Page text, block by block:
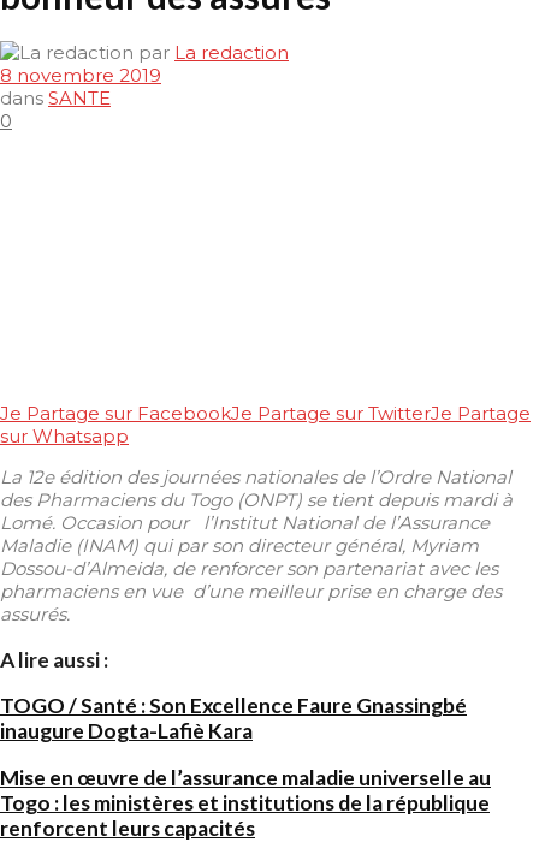
par La redaction
8 novembre 2019
dans SANTE
0
Je Partage sur FacebookJe Partage sur TwitterJe Partage
sur Whatsapp
La 12e édition des journées nationales de l’Ordre National
des Pharmaciens du Togo (ONPT) se tient depuis mardi à
Lomé. Occasion pour l’Institut National de l’Assurance
Maladie (INAM) qui par son directeur général, Myriam
Dossou-d’Almeida, de renforcer son partenariat avec les
pharmaciens en vue d’une meilleur prise en charge des
assurés.
A lire aussi :
TOGO / Santé : Son Excellence Faure Gnassingbé
inaugure Dogta-Lafiè Kara
Mise en œuvre de l’assurance maladie universelle au
Togo : les ministères et institutions de la république
renforcent leurs capacités